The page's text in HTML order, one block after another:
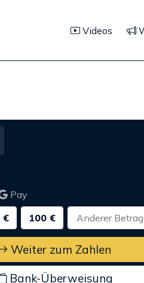
Videos
Pay
€ 100 €
Weiter zum Zahlen
Bank-Überweisung